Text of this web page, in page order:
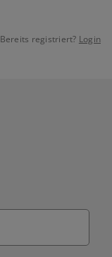
Bereits registriert? Login